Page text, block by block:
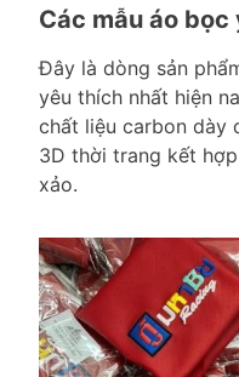
Các mẫu áo
Đây là dòng sản
yêu thích nhất hiện
chất liệu carbon dày
3D thời trang kết
xảo.